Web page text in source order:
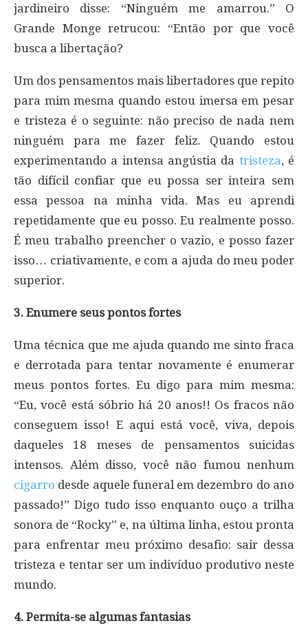
jardineiro disse: “Ninguém me amarrou.” O
Grande Monge retrucou: “Então por que você
busca a libertação?
Um dos pensamentos mais libertadores que repito
para mim mesma quando estou imersa em pesar
e tristeza é o seguinte: não preciso de nada nem
ninguém para me fazer feliz. Quando estou
experimentando a intensa angústia da tristeza, é
tão difícil confiar que eu possa ser inteira sem
essa pessoa na minha vida. Mas eu aprendi
repetidamente que eu posso. Eu realmente posso.
É meu trabalho preencher o vazio, e posso fazer
isso… criativamente, e com a ajuda do meu poder
superior.
3. Enumere seus pontos fortes
Uma técnica que me ajuda quando me sinto fraca
e derrotada para tentar novamente é enumerar
meus pontos fortes. Eu digo para mim mesma:
“Eu, você está sóbrio há 20 anos!! Os fracos não
conseguem isso! E aqui está você, viva, depois
daqueles 18 meses de pensamentos suicidas
intensos. Além disso, você não fumou nenhum
cigarro desde aquele funeral em dezembro do ano
passado!” Digo tudo isso enquanto ouço a trilha
sonora de “Rocky” e, na última linha, estou pronta
para enfrentar meu próximo desafio: sair dessa
tristeza e tentar ser um indivíduo produtivo neste
mundo.
4. Permita-se algumas fantasias